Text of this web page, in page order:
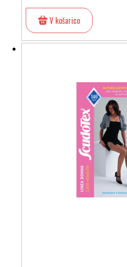
V košarico